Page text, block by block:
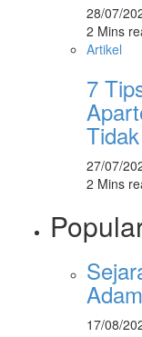
28/07/
2 Mins
Artikel
7
27/07/
2 Mins
17/08/